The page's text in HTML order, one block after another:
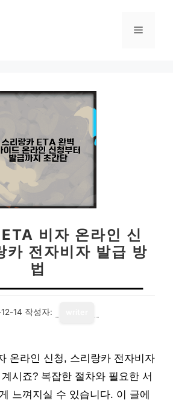
메
비자 온라인 신
카 전자비자 발급 방
법
14 작성자:
온라인 신청, 스리랑카 전자비자
시죠? 복잡한 절차와 필요한 서
느껴지실 수 있습니다. 이 글에